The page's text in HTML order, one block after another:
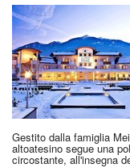
Gestito dalla famiglia
altoatesino segue una
circostante, all'insegna